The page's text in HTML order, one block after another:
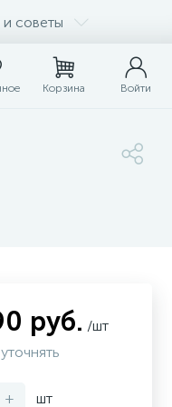
советы
Корзина Войти
руб. /шт
+ шт